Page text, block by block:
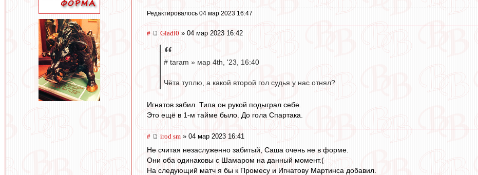
Редактировалось 04 мар 2023 16:47
# Gladi0 » 04 мар 2023 16:42
# taram » мар 4th, '23, 16:40
Чёта туплю, а какой второй гол судья у нас отнял?
Игнатов забил. Типа он рукой подыграл себе.
Это ещё в 1-м тайме было. До гола Спартака.
# irod sm » 04 мар 2023 16:41
Не считая незаслуженно забитый, Саша очень не в форме.
Они оба одинаковы с Шамаром на данный момент.(
На следующий матч я бы к Промесу и Игнатову Мартинса добавил.